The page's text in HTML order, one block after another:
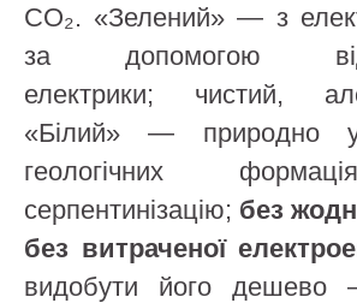
CO₂. «Зелений» — з
за допомогою
електрики; чистий,
«Білий» — природно
геологічних
серпентинізацію; без
без витраченої
видобути його